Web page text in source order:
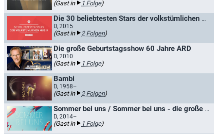
(Gast in 1 Folge)
Die 30 beliebtesten Stars der volkstümlichen Musik
D, 2015
(Gast in 2 Folgen)
Die große Geburtstagsshow 60 Jahre ARD
D, 2010
(Gast in 1 Folge)
Bambi
D, 1958–
(Gast in 2 Folgen)
Sommer bei uns / Sommer bei uns - die große Eröffnungsshow
D, 2014–
(Gast in 1 Folge)